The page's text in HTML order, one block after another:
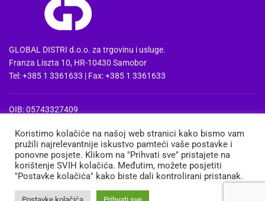
GLOBAL DISTRI d.o.o. za trgovinu i usluge.
Franza Liszta 10, HR-10430 Samobor
Tel: +385 1 3361633 | Fax: +385 1 3361633
OIB: 05743327409
PDV Id: HR05743327409
IBAN: HR3724020061100668741
Erste&Steiermaerkische bank d.d. Zagreb
MEDIA TRGOVINA KOŠARICA
Koristimo kolačiće na našoj web stranici kako bismo vam
pružili najrelevantnije iskustvo pamteći vaše postavke i
ponovne posjete. Klikom na "Prihvati sve" pristajete na
korištenje SVIH kolačića. Međutim, možete posjetiti
"Postavke kolačića" kako biste dali kontrolirani pristanak.